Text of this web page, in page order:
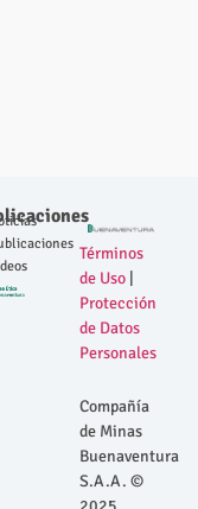
Términos
de Uso
Protección
de Datos
Personales
Compañía
de Minas
Buenaventura
S.A.A. ©